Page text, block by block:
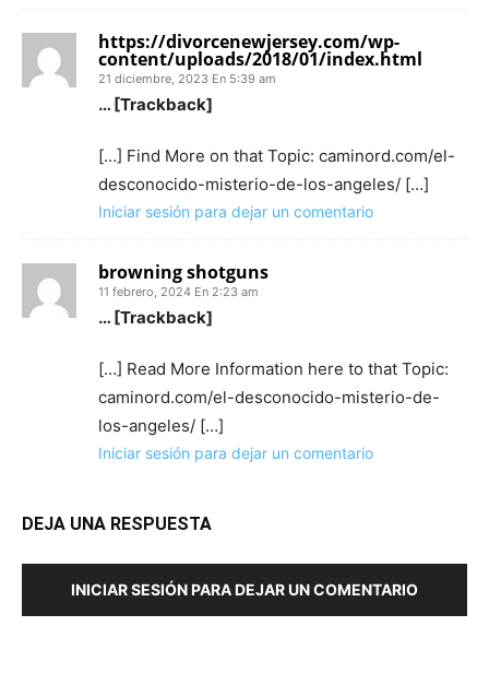
https://divorcenewjersey.com/wp-
content/uploads/2018/01/index.html
21 diciembre, 2023 En 5:39 am
… [Trackback]
[…] Find More on that Topic: caminord.com/el-
desconocido-misterio-de-los-angeles/ […]
Iniciar sesión para dejar un comentario
browning shotguns
11 febrero, 2024 En 2:23 am
… [Trackback]
[…] Read More Information here to that Topic:
caminord.com/el-desconocido-misterio-de-
los-angeles/ […]
Iniciar sesión para dejar un comentario
DEJA UNA RESPUESTA
INICIAR SESIÓN PARA DEJAR UN COMENTARIO